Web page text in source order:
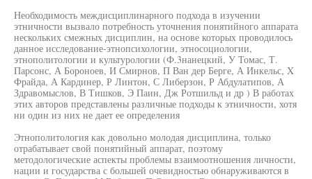
Необходимость междисциплинарного подхода в изучении
этничности вызвало потребность уточнения понятийного аппарата
нескольких смежных дисциплин, на основе которых проводилось
данное исследование-этнопсихологии, этносоциологии,
этнополитологии и культурологии (Ф.3нанецкий, У Томас, Т.
Парсонс, А Бороноев, И Смирнов, П Ван дер Берге, А Инкельс, X
Фрайда, А Кардинер, Р Линтон, С Либерзон, Р Абдулатипов, А
Здравомыслов, В Тишков, Э Паин, Дж Ротшильд и др ) В работах
этих авторов представлены различные подходы к этничности, хотя
ни один из них не дает ее определения
Этнополитология как довольно молодая дисциплина, только
отрабатывает свой понятийный аппарат, поэтому
методологические аспекты проблемы взаимоотношения личности,
нации и государства с большей очевидностью обнаруживаются в